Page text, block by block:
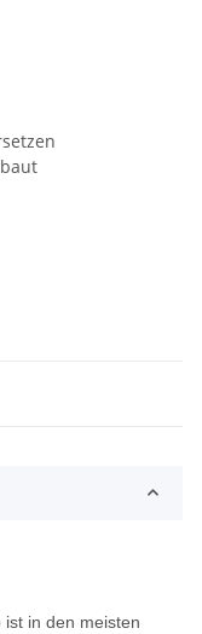
in den meisten